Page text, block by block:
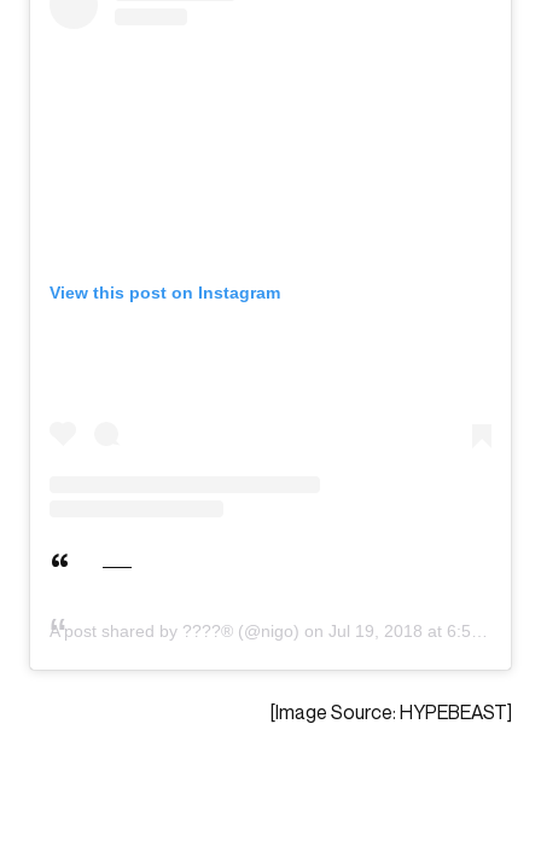
View this post on Instagram
A post shared by ????® (@nigo) on Jul 19, 2018 at 6:54am PDT
[Image Source: HYPEBEAST]